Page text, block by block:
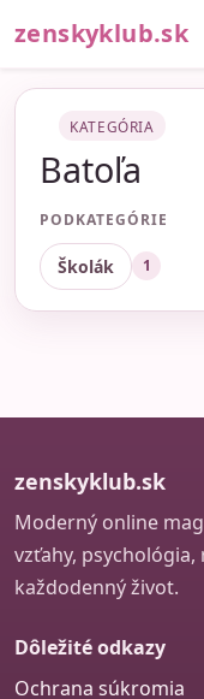
zenskyklub.sk
KATEGÓRIA
Batoľa
PODKATEGÓRIE
Školák 1
zenskyklub.sk
Moderný online
vzťahy,
každodenný život.
Dôležité odkazy
Ochrana súkromia